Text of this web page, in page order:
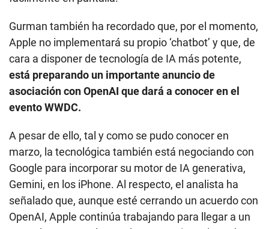
Gurman también ha recordado que, por el momento,
Apple no implementará su propio ‘chatbot’ y que, de
cara a disponer de tecnología de IA más potente,
está preparando un importante anuncio de
asociación con OpenAI que dará a conocer en el
evento WWDC.
A pesar de ello, tal y como se pudo conocer en
marzo, la tecnológica también está negociando con
Google para incorporar su motor de IA generativa,
Gemini, en los iPhone. Al respecto, el analista ha
señalado que, aunque esté cerrando un acuerdo con
OpenAI, Apple continúa trabajando para llegar a un